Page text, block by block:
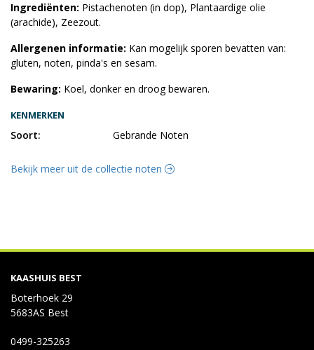
Ingrediënten: Pistachenoten (in dop), Plantaardige olie
(arachide), Zeezout.
Allergenen informatie: Kan mogelijk sporen bevatten van:
gluten, noten, pinda's en sesam.
Bewaring: Koel, donker en droog bewaren.
KENMERKEN
Soort: Gebrande Noten
Bekijk meer uit de collectie noten
KAASHUIS BEST
Boterhoek 29
5683AS Best
0499-325263